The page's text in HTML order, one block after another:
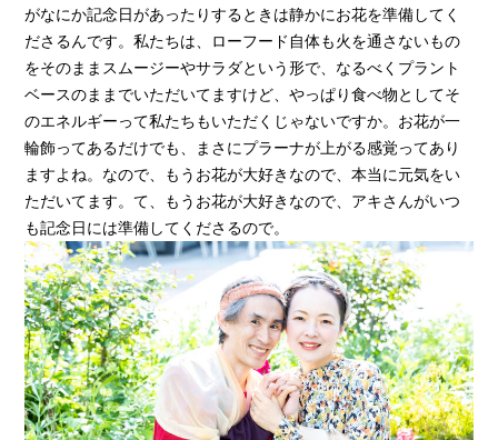
がなにか記念日があったりするときは静かにお花を準備してく
ださるんです。私たちは、ローフード自体も火を通さないもの
をそのままスムージーやサラダという形で、なるべくプラント
ベースのままでいただいてますけど、やっぱり食べ物としてそ
のエネルギーって私たちもいただくじゃないですか。お花が一
輪飾ってあるだけでも、まさにプラーナが上がる感覚ってあり
ますよね。なので、もうお花が大好きなので、本当に元気をい
ただいてます。て、もうお花が大好きなので、アキさんがいつ
も記念日には準備してくださるので。